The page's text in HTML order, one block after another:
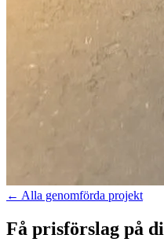
← Alla genomförda projekt
Få prisförslag på